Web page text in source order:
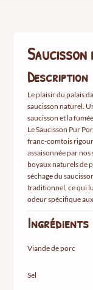
Description
Le plaisir du palais
saucisson naturel.
saucisson et la
Le Saucisson Pur
franc-comtois
assaisonnée par nos
boyaux naturels de
séchage du
traditionnel, ce qui
odeur spécifique
Ingrédients
Viande de porc
Sel